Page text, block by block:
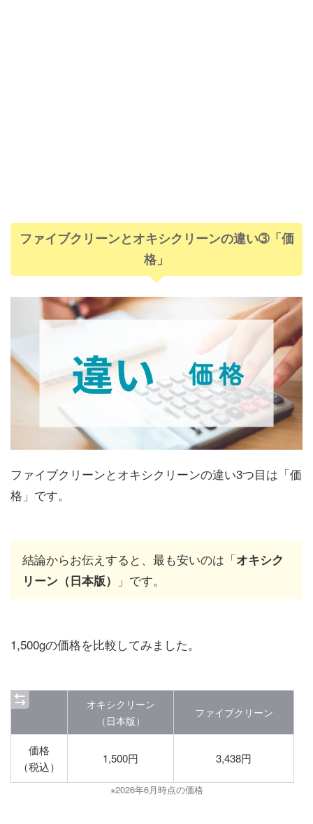
ファイブクリーンとオキシクリーンの違い➂「価
格」
ファイブクリーンとオキシクリーンの違い3つ目は「価
格」です。
結論からお伝えすると、最も安いのは「オキシク
リーン（日本版）
」です。
1,500gの価格を比較してみました。
オキシクリーン
（日本版）
ファイブクリーン
価格
（税込）
1,500円 3,438円
※2026年6月時点の価格